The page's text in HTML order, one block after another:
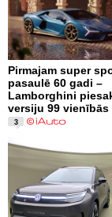
Pirmajam super
pasaulē 60 gadi –
Lamborghini
versiju 99 vienībās
3